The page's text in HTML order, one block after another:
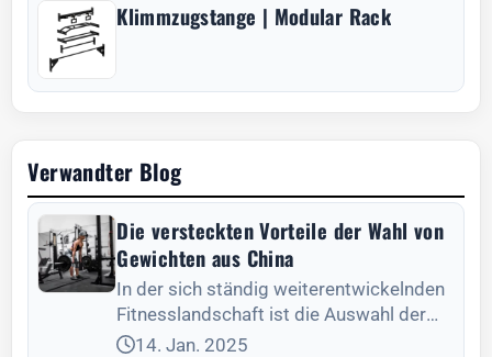
Klimmzugstange | Modular Rack
Verwandter Blog
Die versteckten Vorteile der Wahl von
Gewichten aus China
In der sich ständig weiterentwickelnden
Fitnesslandschaft ist die Auswahl der
richtigen Gewichte entscheidend für die
14. Jan. 2025